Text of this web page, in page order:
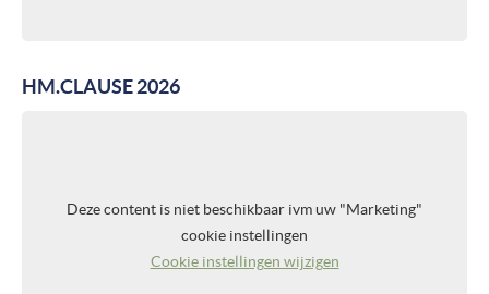
HM.CLAUSE 2026
Deze content is niet beschikbaar ivm uw "Marketing"
cookie instellingen
Cookie instellingen wijzigen